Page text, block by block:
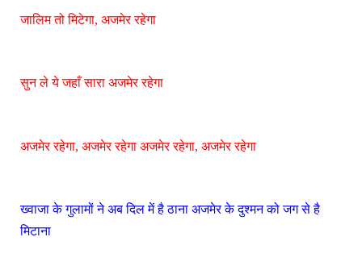
जालिम तो मिटेगा, अजमेर रहेगा
सुन ले ये जहाँ सारा अजमेर रहेगा
अजमेर रहेगा, अजमेर रहेगा अजमेर रहेगा, अजमेर रहेगा
ख्वाजा के गुलामों ने अब दिल में है ठाना अजमेर के दुश्मन को जग से है
मिटाना